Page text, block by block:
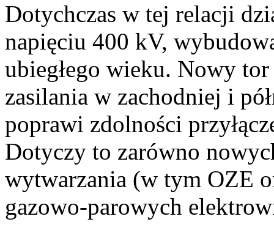
Dotychczas w tej relacji
napięciu 400 kV,
ubiegłego wieku. Nowy
zasilania w zachodniej i
poprawi zdolności
Dotyczy to zarówno
wytwarzania (w tym OZE
gazowo-parowych